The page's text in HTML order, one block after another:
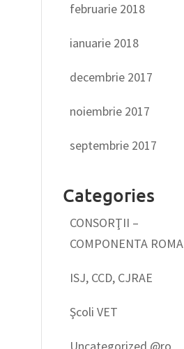
februarie 2018
ianuarie 2018
decembrie 2017
noiembrie 2017
septembrie 2017
Categories
CONSORŢII –
COMPONENTA ROMA
ISJ, CCD, CJRAE
Şcoli VET